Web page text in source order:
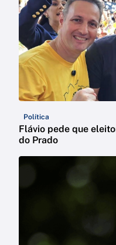
Política
Flávio pede que
do Prado